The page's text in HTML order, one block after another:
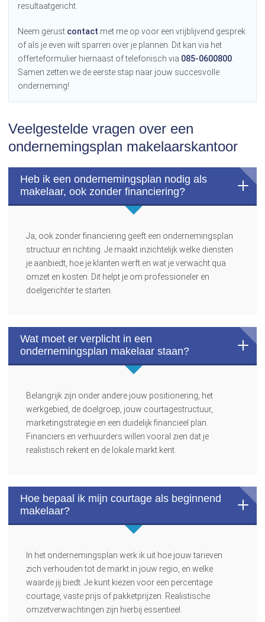
resultaatgericht.
Neem gerust contact met me op voor een vrijblijvend gesprek
of als je even wilt sparren over je plannen. Dit kan via het
offerteformulier hiernaast of telefonisch via 085-0600800
Samen zetten we de eerste stap naar jouw succesvolle
onderneming!
Veelgestelde vragen over een
ondernemingsplan makelaarskantoor
Heb ik een ondernemingsplan nodig als
makelaar, ook zonder financiering?
Ja, ook zonder financiering geeft een ondernemingsplan
structuur en richting. Je maakt inzichtelijk welke diensten
je aanbiedt, hoe je klanten werft en wat je verwacht qua
omzet en kosten. Dit helpt je om professioneler en
doelgerichter te starten.
Wat moet er verplicht in een
ondernemingsplan makelaar staan?
Belangrijk zijn onder andere jouw positionering, het
werkgebied, de doelgroep, jouw courtagestructuur,
marketingstrategie en een duidelijk financieel plan.
Financiers en verhuurders willen vooral zien dat je
realistisch rekent en de lokale markt kent.
Hoe bepaal ik mijn courtage als beginnend
makelaar?
In het ondernemingsplan werk ik uit hoe jouw tarieven
zich verhouden tot de markt in jouw regio, en welke
waarde jij biedt. Je kunt kiezen voor een percentage
courtage, vaste prijs of pakketprijzen. Realistische
omzetverwachtingen zijn hierbij essentieel.